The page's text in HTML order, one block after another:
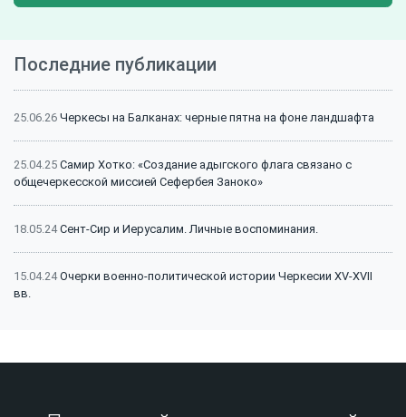
Последние публикации
25.06.26 Черкесы на Балканах: черные пятна на фоне ландшафта
25.04.25 Самир Хотко: «Создание адыгского флага связано с
общечеркесской миссией Сефербея Заноко»
18.05.24Сент-Сир и Иерусалим. Личные воспоминания.
15.04.24Очерки военно-политической истории Черкесии XV-XVII
вв.